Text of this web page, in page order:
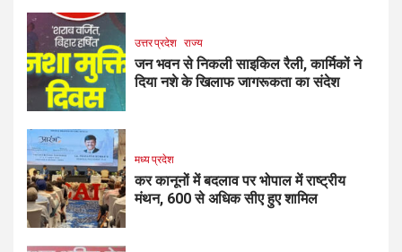
उत्तर प्रदेश राज्य
जन भवन से निकली साइकिल रैली, कार्मिकों ने
दिया नशे के खिलाफ जागरूकता का संदेश
मध्य प्रदेश
कर कानूनों में बदलाव पर भोपाल में राष्ट्रीय
मंथन, 600 से अधिक सीए हुए शामिल